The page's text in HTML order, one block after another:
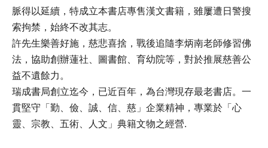
脈得以延續，特成立本書店專售漢文書籍，雖屢遭日警搜
索拘禁，始終不改其志。
許先生樂善好施，慈悲喜捨，戰後追隨李炳南老師修習佛
法，協助創辦蓮社、圖書館、育幼院等，對於推展慈善公
益不遺餘力。
瑞成書局創立迄今，已近百年，為台灣現存最老書店。一
貫堅守「勤、儉、誠、信、慈」企業精神，專業於「心
靈、宗教、五術、人文」典籍文物之經營.